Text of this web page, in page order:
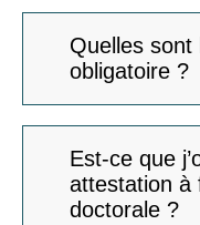
Quelles
obligatoire ?
Est-ce que
attestation à
doctorale ?